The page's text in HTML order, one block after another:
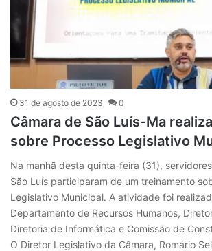
31 de agosto de 2023 0
Câmara de São Luís-Ma
sobre Processo Legislativo
Na manhã desta quinta-feira (31),
São Luís participaram de um treinamento
Legislativo Municipal. A atividade foi
Departamento de Recursos Humanos,
Diretoria de Informática e Comissão de
O Diretor Legislativo da Câmara, Romário